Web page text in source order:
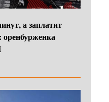
а заплатит
оренбурженка